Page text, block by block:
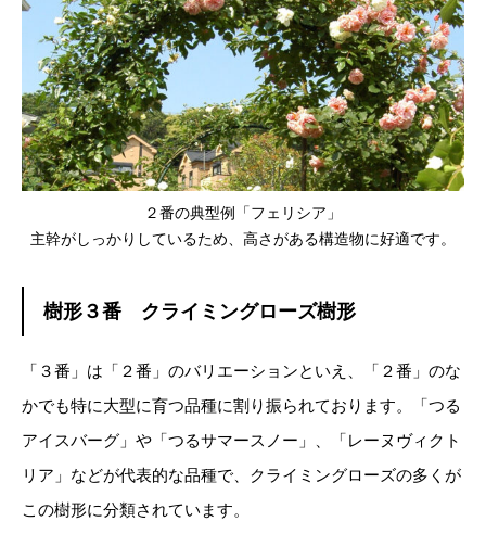
２番の典型例「フェリシア」
主幹がしっかりしているため、高さがある構造物に好適です。
樹形３番 クライミングローズ樹形
「３番」は「２番」のバリエーションといえ、「２番」のな
かでも特に大型に育つ品種に割り振られております。「つる
アイスバーグ」や「つるサマースノー」、「レーヌヴィクト
リア」などが代表的な品種で、クライミングローズの多くが
この樹形に分類されています。